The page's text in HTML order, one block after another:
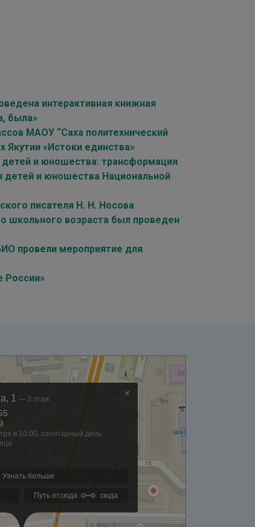
интерактивная книжная
была»
МАОУ “Саха политехнический
Якутии «Истоки единства»
детей и юношества: трансформация
и юношества Национальной
писателя Н. Н. Носова
школьного возраста был проведен
провели мероприятие для
России»